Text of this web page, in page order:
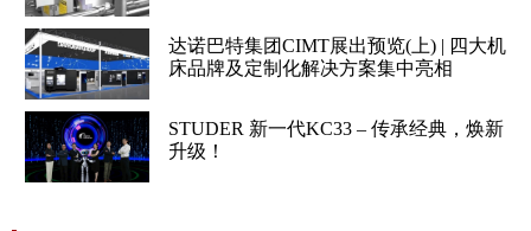
达诺巴特集团CIMT展出预览(上) | 四大机
床品牌及定制化解决方案集中亮相
STUDER 新一代KC33 – 传承经典，焕新
升级！